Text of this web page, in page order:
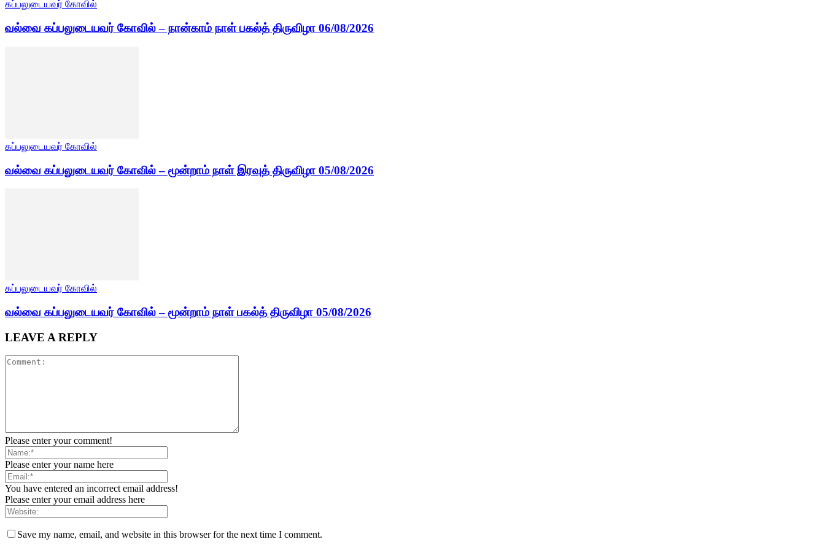
கப்பலுடையவர் கோவில்
வல்வை கப்பலுடையவர் கோவில் – நான்காம் நாள் பகல்த் திருவிழா 06/08/2026
கப்பலுடையவர் கோவில்
வல்வை கப்பலுடையவர் கோவில் – மூன்றாம் நாள் இரவுத் திருவிழா 05/08/2026
கப்பலுடையவர் கோவில்
வல்வை கப்பலுடையவர் கோவில் – மூன்றாம் நாள் பகல்த் திருவிழா 05/08/2026
LEAVE A REPLY
Please enter your comment!
Please enter your name here
You have entered an incorrect email address!
Please enter your email address here
Save my name, email, and website in this browser for the next time I comment.